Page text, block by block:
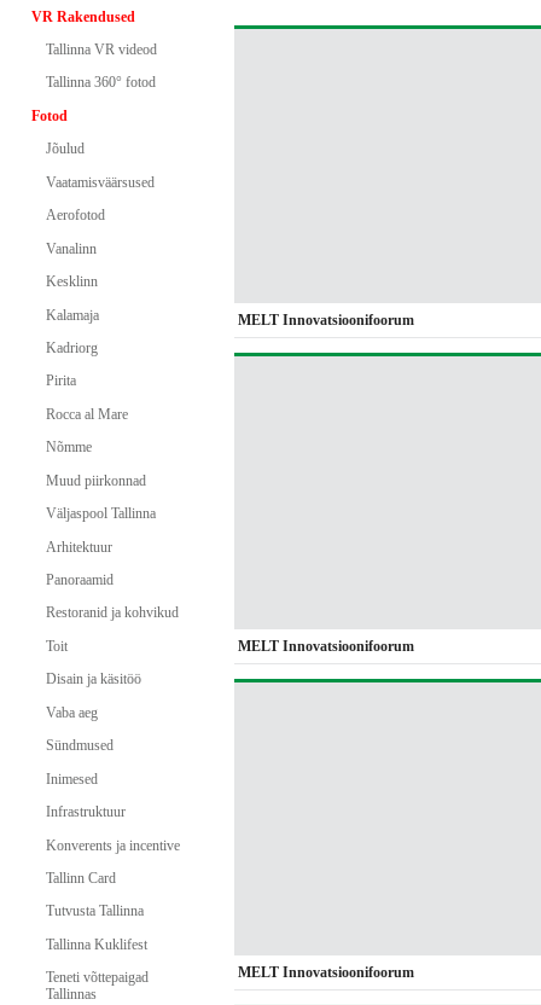
VR Rakendused
Tallinna VR videod
Tallinna 360° fotod
Fotod
Jõulud
Vaatamisväärsused
Aerofotod
Vanalinn
Kesklinn
Kalamaja
Kadriorg
Pirita
Rocca al Mare
Nõmme
Muud piirkonnad
Väljaspool Tallinna
Arhitektuur
Panoraamid
Restoranid ja kohvikud
Toit
Disain ja käsitöö
Vaba aeg
Sündmused
Inimesed
Infrastruktuur
Konverents ja incentive
Tallinn Card
Tutvusta Tallinna
Tallinna Kuklifest
Teneti võttepaigad
Tallinnas
MELT Innovatsioonifoorum
MELT Innovatsioonifoorum
MELT Innovatsioonifoorum